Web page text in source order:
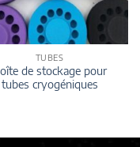
TUBES
de stockage pour
tubes cryogéniques